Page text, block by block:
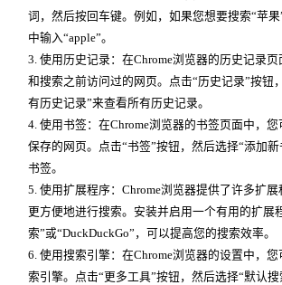
词，然后按回车键。例如，如果您想要搜索“苹
中输入“apple”。
3. 使用历史记录：在Chrome浏览器的历史记录
和搜索之前访问过的网页。点击“历史记录”按钮
有历史记录”来查看所有历史记录。
4. 使用书签：在Chrome浏览器的书签页面中，
保存的网页。点击“书签”按钮，然后选择“添加
书签。
5. 使用扩展程序：Chrome浏览器提供了许多扩
更方便地进行搜索。安装并启用一个有用的扩展
索”或“DuckDuckGo”，可以提高您的搜索效率。
6. 使用搜索引擎：在Chrome浏览器的设置中，
索引擎。点击“更多工具”按钮，然后选择“默认搜